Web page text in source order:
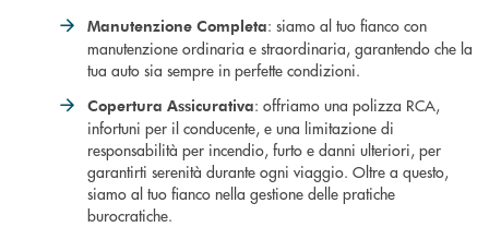
Manutenzione Completa: siamo al tuo fianco con
manutenzione ordinaria e straordinaria, garantendo che la
tua auto sia sempre in perfette condizioni.
Copertura Assicurativa: offriamo una polizza RCA,
infortuni per il conducente, e una limitazione di
responsabilità per incendio, furto e danni ulteriori, per
garantirti serenità durante ogni viaggio. Oltre a questo,
siamo al tuo fianco nella gestione delle pratiche
burocratiche.